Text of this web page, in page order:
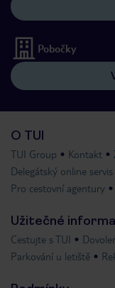
Pobočky
O TUI
TUI Group Kontakt
Delegátský online
Pro cestovní agentury
Užitečné
Cestujte s TUI
Parkování u letiště